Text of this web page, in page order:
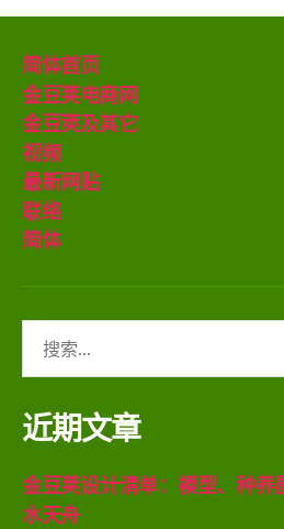
简体首页
金豆荚电商网
金豆莢及其它
视频
最新网贴
联络
简体
索：
近期文章
金豆荚设计清单：模型、种养
水天舟